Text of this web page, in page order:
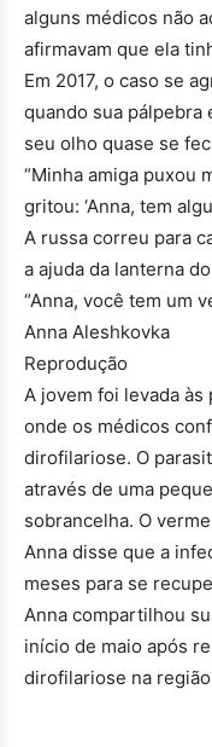
alguns médicos não
afirmavam que ela
Em 2017, o caso se
quando sua pálpebra
seu olho quase se
“Minha amiga puxou
gritou: ‘Anna, tem
A russa correu para
a ajuda da lanterna
“Anna, você tem um
Anna Aleshkovka
Reprodução
A jovem foi levada
onde os médicos
dirofilariose. O
através de uma
sobrancelha. O
Anna disse que a
meses para se
Anna compartilhou
início de maio após
dirofilariose na